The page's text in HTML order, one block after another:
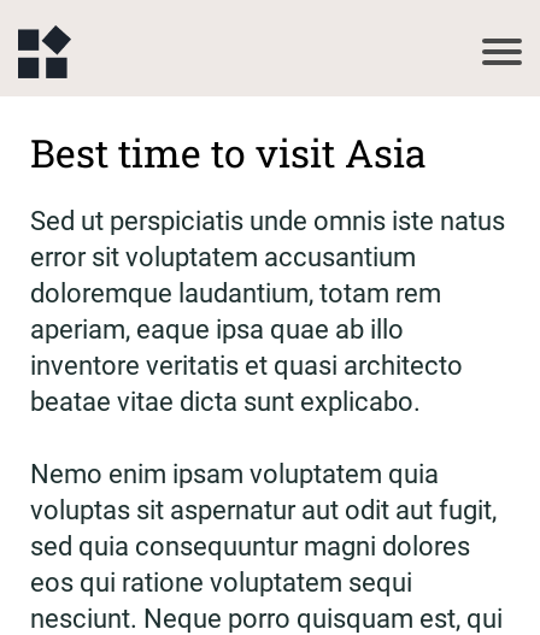
Best time to visit Asia
Sed ut perspiciatis unde omnis iste natus
error sit voluptatem accusantium
doloremque laudantium, totam rem
aperiam, eaque ipsa quae ab illo
inventore veritatis et quasi architecto
beatae vitae dicta sunt explicabo.
Nemo enim ipsam voluptatem quia
voluptas sit aspernatur aut odit aut fugit,
sed quia consequuntur magni dolores
eos qui ratione voluptatem sequi
nesciunt. Neque porro quisquam est, qui